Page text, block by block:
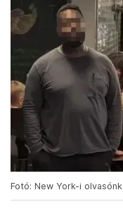
Fotó: New York-i olvasónk